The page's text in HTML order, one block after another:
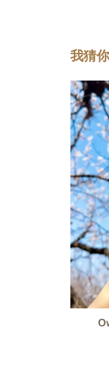
我猜